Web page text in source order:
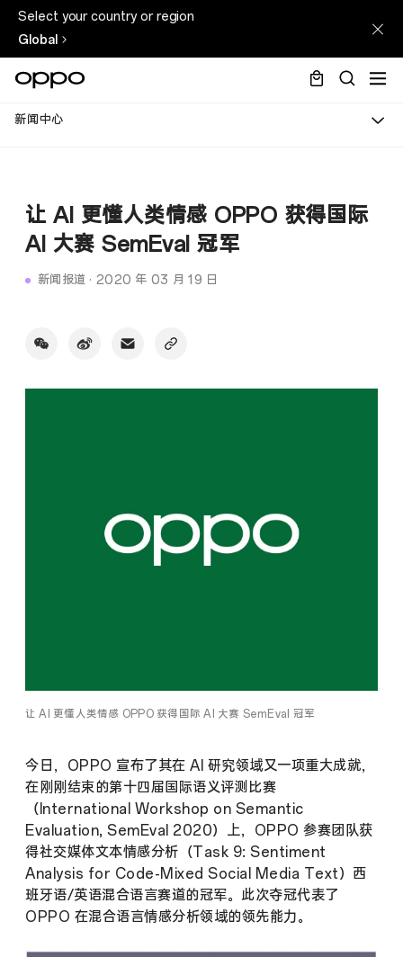
Select your country or region
Global
新闻中心
让 AI 更懂人类情感 OPPO 获得国际
AI 大赛 SemEval 冠军
新闻报道 · 2020 年 03 月 19 日
让 AI 更懂人类情感 OPPO 获得国际 AI 大赛 SemEval 冠军
今日，OPPO 宣布了其在 AI 研究领域又一项重大成就，
在刚刚结束的第十四届国际语义评测比赛
（International Workshop on Semantic
Evaluation, SemEval 2020）上，OPPO 参赛团队获
得社交媒体文本情感分析（Task 9: Sentiment
Analysis for Code-Mixed Social Media Text）西
班牙语/英语混合语言赛道的冠军。此次夺冠代表了
OPPO 在混合语言情感分析领域的领先能力。